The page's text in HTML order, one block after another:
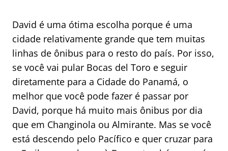
David é uma ótima escolha porque é uma
cidade relativamente grande que tem muitas
linhas de ônibus para o resto do país. Por isso,
se você vai pular Bocas del Toro e seguir
diretamente para a Cidade do Panamá, o
melhor que você pode fazer é passar por
David, porque há muito mais ônibus por dia
que em Changinola ou Almirante. Mas se você
está descendo pelo Pacífico e quer cruzar para